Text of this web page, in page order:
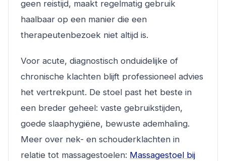
geen reistijd, maakt regelmatig gebruik
haalbaar op een manier die een
therapeutenbezoek niet altijd is.
Voor acute, diagnostisch onduidelijke of
chronische klachten blijft professioneel advies
het vertrekpunt. De stoel past het beste in
een breder geheel: vaste gebruikstijden,
goede slaaphygiëne, bewuste ademhaling.
Meer over nek- en schouderklachten in
relatie tot massagestoelen: Massagestoel bij